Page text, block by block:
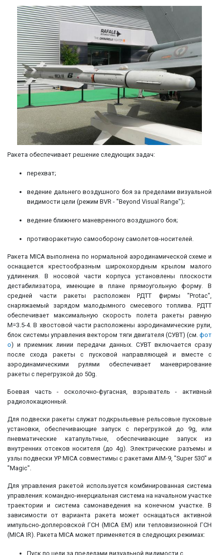
Ракета обеспечивает решение следующих задач:
перехват;
ведение дальнего воздушного боя за пределами визуальной
видимости цели (режим BVR - "Beyond Visual Range");
ведение ближнего маневренного воздушного боя;
противоракетную самооборону самолетов-носителей.
Ракета MICA выполнена по нормальной аэродинамической схеме и
оснащается крестообразным широкохордным крылом малого
удлинения. В носовой части корпуса установлены плоскости
дестабилизатора, имеющие в плане прямоугольную форму. В
средней части ракеты расположен РДТТ фирмы "Protac",
снаряжаемый зарядом малодымного смесевого топлива. РДТТ
обеспечивает максимальную скорость полета ракеты равную
M=3.5-4. В хвостовой части расположены аэродинамические рули,
блок системы управления вектором тяги двигателя (СУВТ) (см. фот
о) и приемник линии передачи данных. СУВТ включается сразу
после схода ракеты с пусковой направляющей и вместе с
аэродинамическими рулями обеспечивает маневрирование
ракеты с перегрузкой до 50g.
Боевая часть - осколочно-фугасная, взрыватель - активный
радиолокационный.
Для подвески ракеты служат подкрыльевые рельсовые пусковые
установки, обеспечивающие запуск с перегрузкой до 9g, или
пневматические катапультные, обеспечивающие запуск из
внутренних отсеков носителя (до 4g). Электрические разъемы и
узлы подвески УР MICA совместимы с ракетами AIM-9, "Super 530" и
"Magic".
Для управления ракетой используется комбинированная система
управления: командно-инерциальная система на начальном участке
траектории и система самонаведения на конечном участке. В
зависимости от варианта ракета может оснащаться активной
импульсно-доплеровской ГСН (MICA EM) или тепловизионной ГСН
(MICA IR). Ракета MICA может применяется в следующих режимах:
Пуск по цели за пределами визуальной видимости с